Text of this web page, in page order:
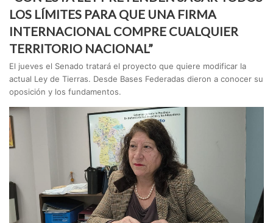
LOS LÍMITES PARA QUE UNA FIRMA
INTERNACIONAL COMPRE CUALQUIER
TERRITORIO NACIONAL”
El jueves el Senado tratará el proyecto que quiere modificar la
actual Ley de Tierras. Desde Bases Federadas dieron a conocer su
oposición y los fundamentos.